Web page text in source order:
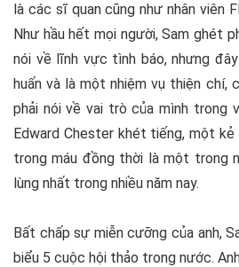
là các sĩ quan cũng như nhân viên
Như hầu hết mọi người, Sam ghét
nói về lĩnh vực tình báo, nhưng
huấn và là một nhiệm vụ thiện chí,
phải nói về vai trò của mình trong
Edward Chester khét tiếng, một
trong máu đồng thời là một trong
lùng nhất trong nhiều năm nay.
Bất chấp sự miễn cưỡng của anh,
biểu 5 cuộc hội thảo trong nước.